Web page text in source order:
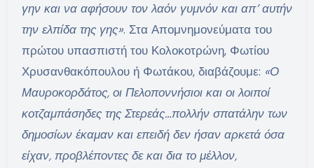
γην και να αφήσουν τον λαόν γυμνόν και απ’ αυτήν
την ελπίδα της γης». Στα Απομνημονεύματα του
πρώτου υπασπιστή του Κολοκοτρώνη, Φωτίου
Χρυσανθακόπουλου ή Φωτάκου, διαβάζουμε: «Ο
Μαυροκορδάτος, οι Πελοποννήσιοι και οι λοιποί
κοτζαμπάσηδες της Στερεάς…πολλήν σπατάλην των
δημοσίων έκαμαν και επειδή δεν ήσαν αρκετά όσα
είχαν, προβλέποντες δε και δια το μέλλον,